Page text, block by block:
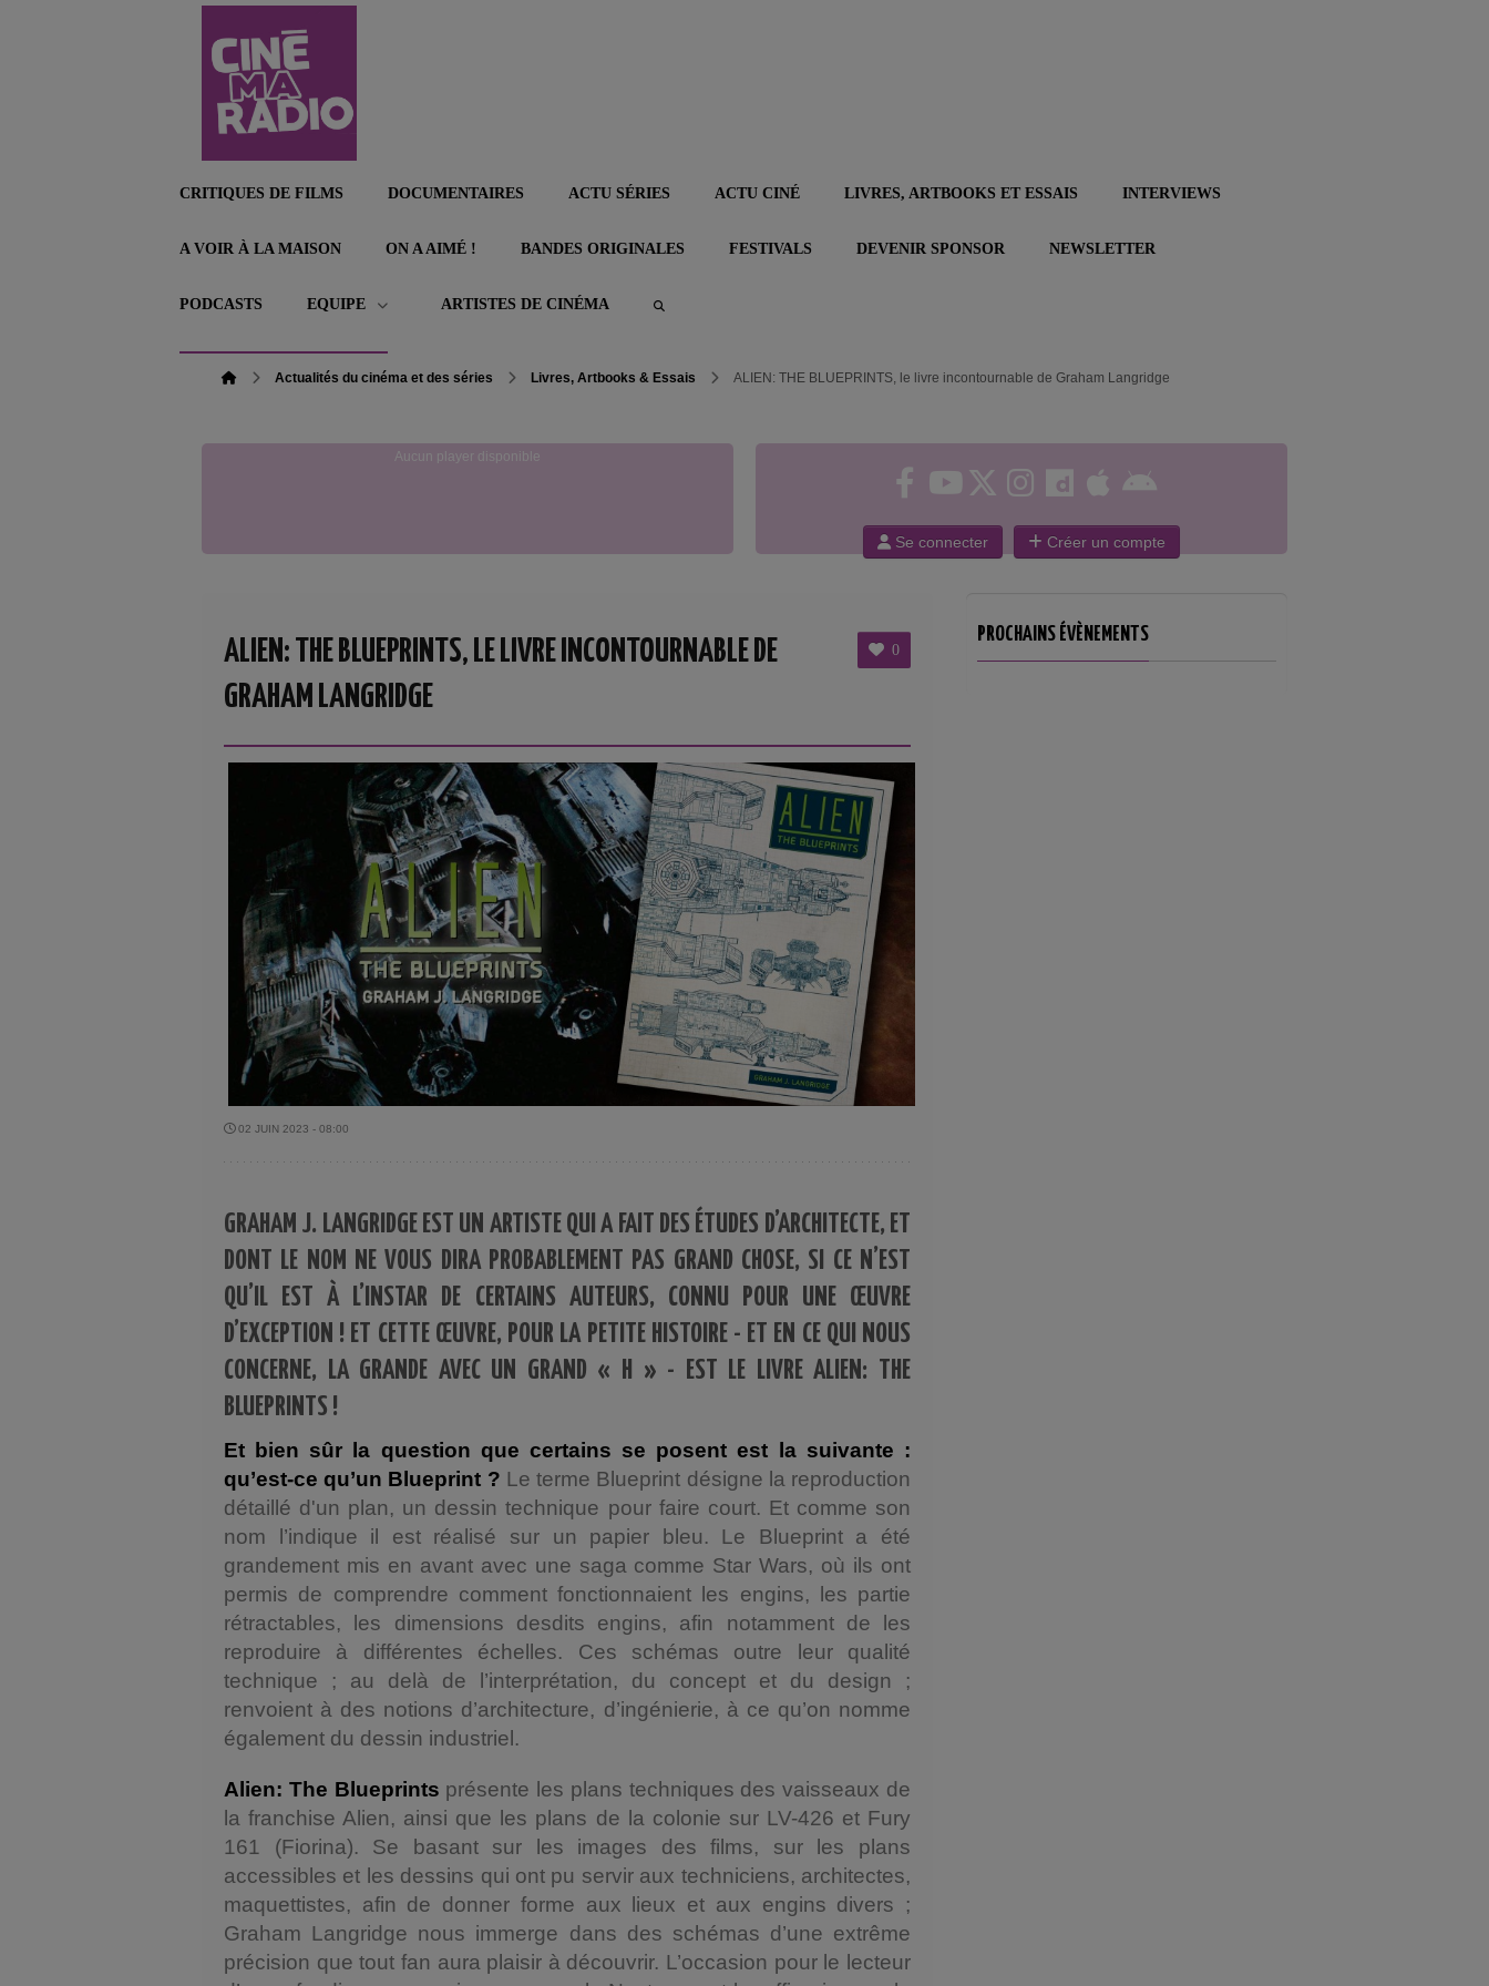
CRITIQUES DE FILMS DOCUMENTAIRES ACTU SÉRIES ACTU CINÉ LIVRES, ARTBOOKS ET ESSAIS INTERVIEWS
A VOIR À LA MAISON ON A AIMÉ ! BANDES ORIGINALES FESTIVALS DEVENIR SPONSOR NEWSLETTER
PODCASTS EQUIPE ARTISTES DE CINÉMA
Actualités du cinéma et des séries Livres, Artbooks & Essais ALIEN: THE BLUEPRINTS, le livre incontournable de Graham Langridge
Aucun player disponible
Se connecter Créer un compte
0
ALIEN: THE BLUEPRINTS, LE LIVRE INCONTOURNABLE DE
GRAHAM LANGRIDGE
02 JUIN 2023 - 08:00
GRAHAM J. LANGRIDGE EST UN ARTISTE QUI A FAIT DES ÉTUDES D’ARCHITECTE, ET
DONT LE NOM NE VOUS DIRA PROBABLEMENT PAS GRAND CHOSE, SI CE N’EST
QU’IL EST À L’INSTAR DE CERTAINS AUTEURS, CONNU POUR UNE ŒUVRE
D’EXCEPTION ! ET CETTE ŒUVRE, POUR LA PETITE HISTOIRE - ET EN CE QUI NOUS
CONCERNE, LA GRANDE AVEC UN GRAND « H » - EST LE LIVRE ALIEN: THE
BLUEPRINTS !
Et bien sûr la question que certains se posent est la suivante :
qu’est-ce qu’un Blueprint ? Le terme Blueprint désigne la reproduction
détaillé d'un plan, un dessin technique pour faire court. Et comme son
nom l’indique il est réalisé sur un papier bleu. Le Blueprint a été
grandement mis en avant avec une saga comme Star Wars, où ils ont
permis de comprendre comment fonctionnaient les engins, les partie
rétractables, les dimensions desdits engins, afin notamment de les
reproduire à différentes échelles. Ces schémas outre leur qualité
technique ; au delà de l’interprétation, du concept et du design ;
renvoient à des notions d’architecture, d’ingénierie, à ce qu’on nomme
également du dessin industriel.
Alien: The Blueprints présente les plans techniques des vaisseaux de
la franchise Alien, ainsi que les plans de la colonie sur LV-426 et Fury
161 (Fiorina). Se basant sur les images des films, sur les plans
accessibles et les dessins qui ont pu servir aux techniciens, architectes,
maquettistes, afin de donner forme aux lieux et aux engins divers ;
Graham Langridge nous immerge dans des schémas d’une extrême
précision que tout fan aura plaisir à découvrir. L’occasion pour le lecteur
PROCHAINS ÉVÈNEMENTS